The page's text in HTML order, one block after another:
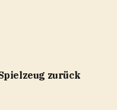
zurück